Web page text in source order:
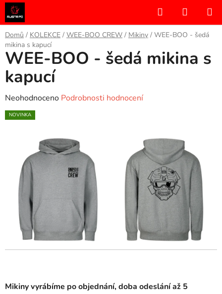
Přejít
na
obsah
Hledat
KOŠÍK
Domů / KOLEKCE / WEE-BOO CREW / Mikiny / WEE-BOO - šedá
mikina s kapucí
P
o
s
t
r
a
Mikiny vyrábíme po objednání, doba odeslání až 5
WEE-BOO - šedá mikina s
kapucí
Průměrné
hodnocení
hvězdiček.
Neohodnoceno Podrobnosti hodnocení
NOVINKA